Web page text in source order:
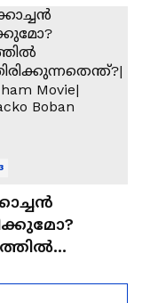
ട്രെയിലർ
Ramayana